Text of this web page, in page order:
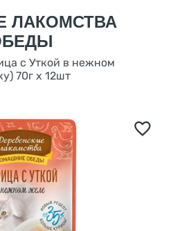
ЛАКОМСТВА
с Уткой в нежном
70г х 12шт